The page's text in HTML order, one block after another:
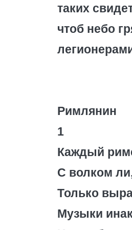
таких
чтоб небо
Римлянин
1
Каждый
С волком
Только
Музыки